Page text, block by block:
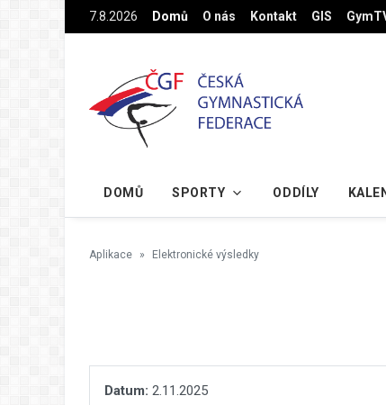
Na hlavní obsah7.8.2026 Domů O nás Kontakt GIS
DOMŮ SPORTY ODDÍLY
Aplikace Elektronické výsledky
Datum: 2.11.2025